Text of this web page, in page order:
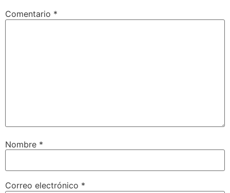
Comentario *
Nombre *
Correo electrónico *